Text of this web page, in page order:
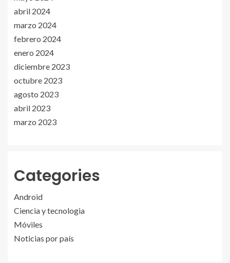
abril 2024
marzo 2024
febrero 2024
enero 2024
diciembre 2023
octubre 2023
agosto 2023
abril 2023
marzo 2023
Categories
Android
Ciencia y tecnologia
Móviles
Noticias por país